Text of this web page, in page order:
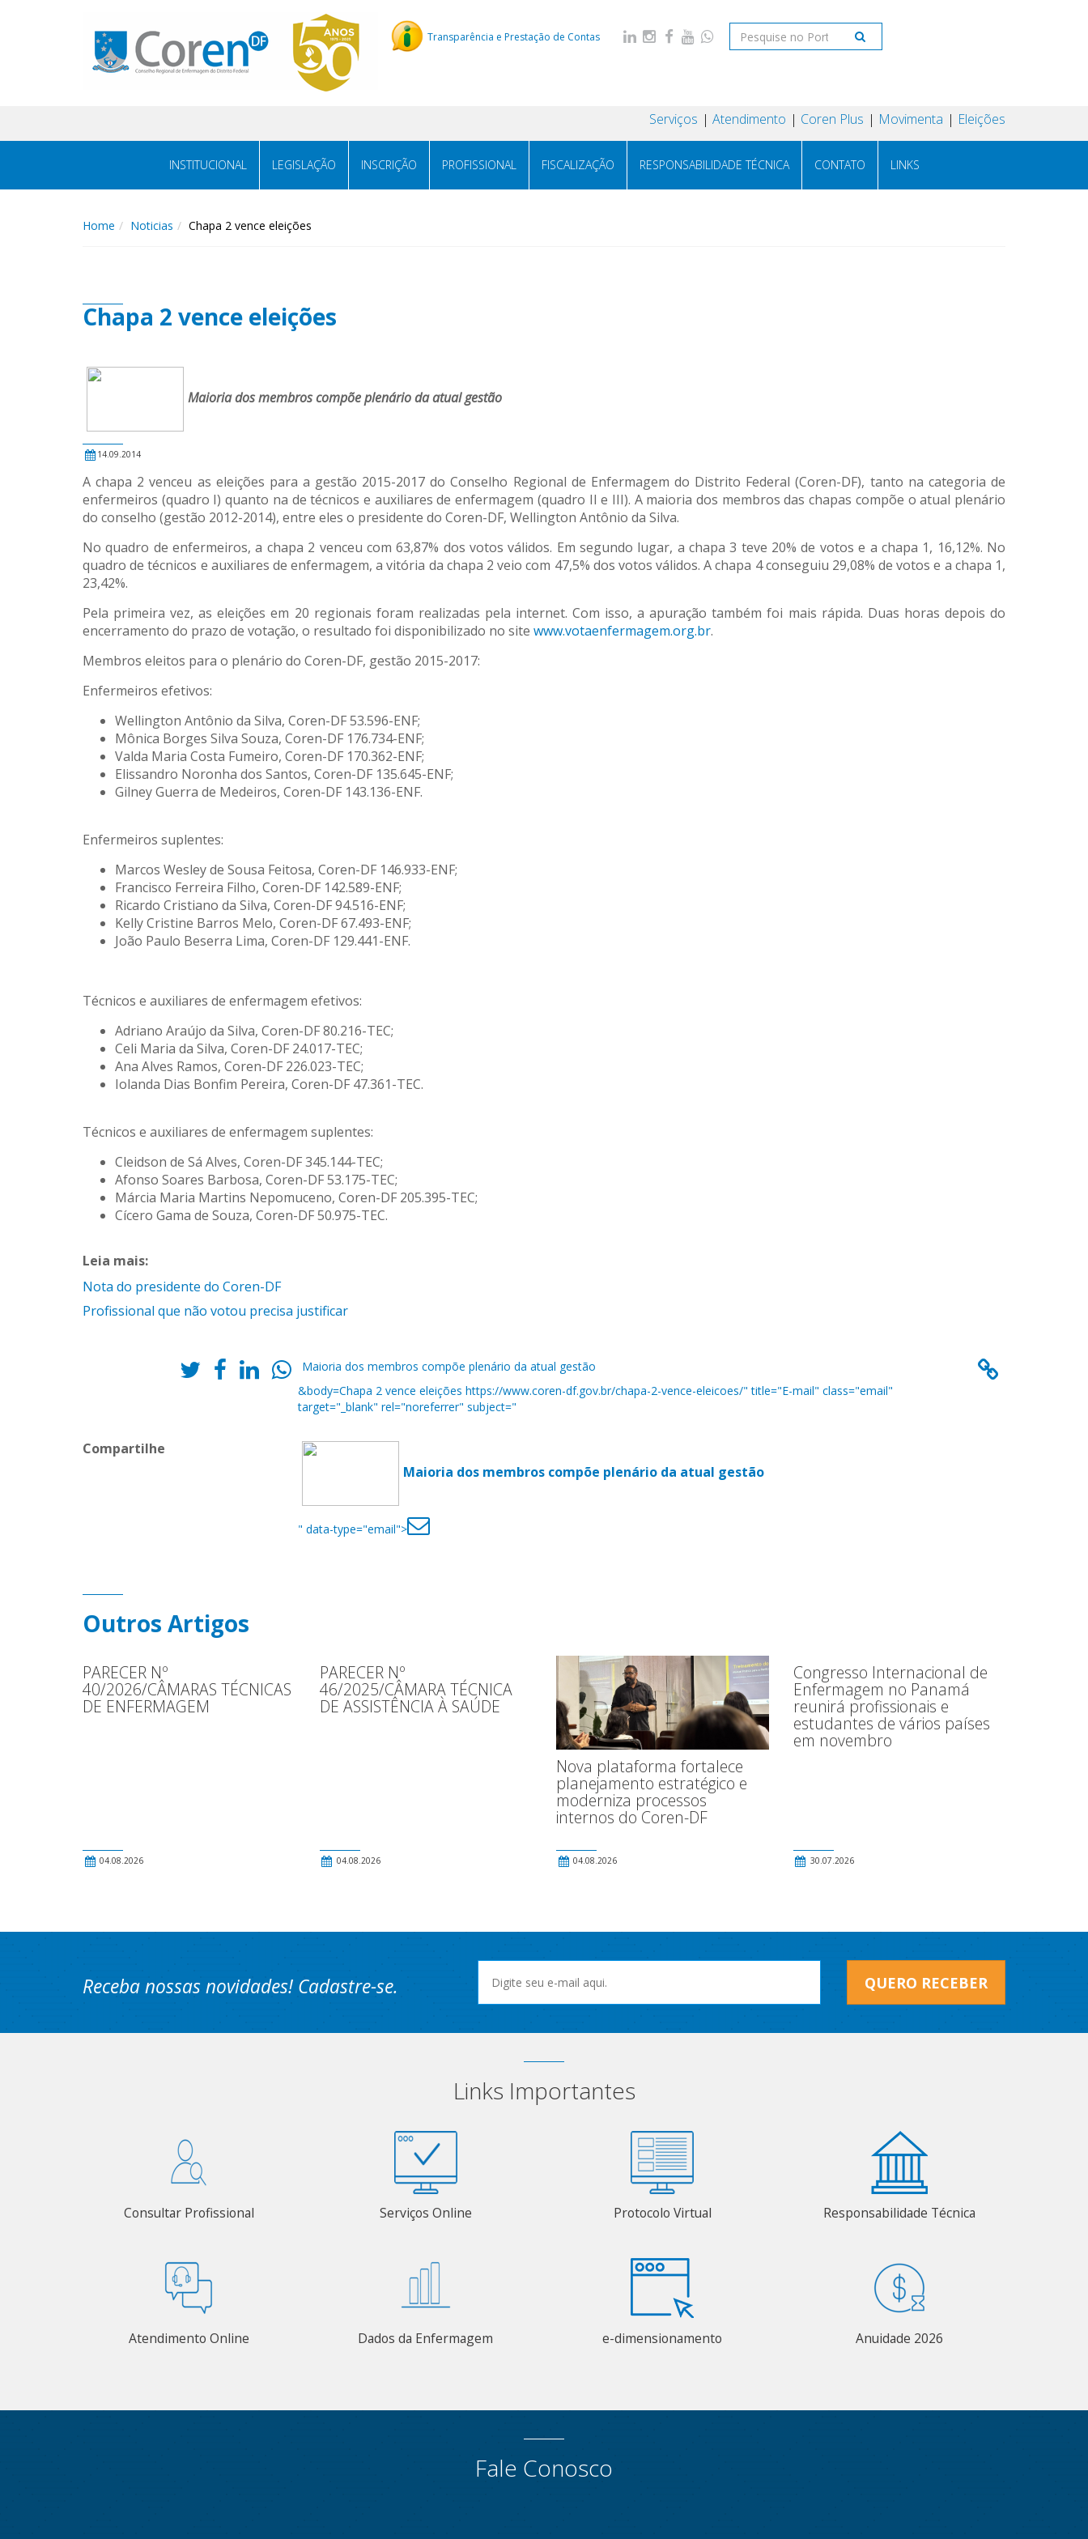
Transparência e Prestação de Contas
Serviços Atendimento Coren Plus Movimenta Eleições
INSTITUCIONAL LEGISLAÇÃO INSCRIÇÃO PROFISSIONAL FISCALIZAÇÃO RESPONSABILIDADE TÉCNICA CONTATO LINKS
Home Noticias Chapa 2 vence eleições
Chapa 2 vence eleições
Maioria dos membros compõe plenário da atual gestão
14.09.2014
A chapa 2 venceu as eleições para a gestão 2015-2017 do Conselho Regional de Enfermagem do Distrito Federal (Coren-DF), tanto na categoria de
enfermeiros (quadro I) quanto na de técnicos e auxiliares de enfermagem (quadro II e III). A maioria dos membros das chapas compõe o atual plenário
do conselho (gestão 2012-2014), entre eles o presidente do Coren-DF, Wellington Antônio da Silva.
No quadro de enfermeiros, a chapa 2 venceu com 63,87% dos votos válidos. Em segundo lugar, a chapa 3 teve 20% de votos e a chapa 1, 16,12%. No
quadro de técnicos e auxiliares de enfermagem, a vitória da chapa 2 veio com 47,5% dos votos válidos. A chapa 4 conseguiu 29,08% de votos e a chapa 1,
23,42%.
Pela primeira vez, as eleições em 20 regionais foram realizadas pela internet. Com isso, a apuração também foi mais rápida. Duas horas depois do
encerramento do prazo de votação, o resultado foi disponibilizado no site www.votaenfermagem.org.br.
Membros eleitos para o plenário do Coren-DF, gestão 2015-2017:
Enfermeiros efetivos:
Wellington Antônio da Silva, Coren-DF 53.596-ENF;
Mônica Borges Silva Souza, Coren-DF 176.734-ENF;
Valda Maria Costa Fumeiro, Coren-DF 170.362-ENF;
Elissandro Noronha dos Santos, Coren-DF 135.645-ENF;
Gilney Guerra de Medeiros, Coren-DF 143.136-ENF.
Enfermeiros suplentes:
Marcos Wesley de Sousa Feitosa, Coren-DF 146.933-ENF;
Francisco Ferreira Filho, Coren-DF 142.589-ENF;
Ricardo Cristiano da Silva, Coren-DF 94.516-ENF;
Kelly Cristine Barros Melo, Coren-DF 67.493-ENF;
João Paulo Beserra Lima, Coren-DF 129.441-ENF.
Técnicos e auxiliares de enfermagem efetivos:
Adriano Araújo da Silva, Coren-DF 80.216-TEC;
Celi Maria da Silva, Coren-DF 24.017-TEC;
Ana Alves Ramos, Coren-DF 226.023-TEC;
Iolanda Dias Bonfim Pereira, Coren-DF 47.361-TEC.
Técnicos e auxiliares de enfermagem suplentes:
Cleidson de Sá Alves, Coren-DF 345.144-TEC;
Afonso Soares Barbosa, Coren-DF 53.175-TEC;
Márcia Maria Martins Nepomuceno, Coren-DF 205.395-TEC;
Cícero Gama de Souza, Coren-DF 50.975-TEC.
Leia mais:
Nota do presidente do Coren-DF
Profissional que não votou precisa justificar
Compartilhe
Maioria dos membros compõe plenário da atual gestão
&body=Chapa 2 vence eleições https://www.coren-df.gov.br/chapa-2-vence-eleicoes/" title="E-mail" class="email"
target="_blank" rel="noreferrer" subject="
Maioria dos membros compõe plenário da atual gestão
" data-type="email">
Outros Artigos
PARECER Nº
40/2026/CÂMARAS TÉCNICAS
DE ENFERMAGEM
04.08.2026
PARECER Nº
46/2025/CÂMARA TÉCNICA
DE ASSISTÊNCIA À SAÚDE
04.08.2026
Nova plataforma fortalece
planejamento estratégico e
moderniza processos
internos do Coren-DF
04.08.2026
Congresso Internacional de
Enfermagem no Panamá
reunirá profissionais e
estudantes de vários países
em novembro
30.07.2026
Receba nossas novidades! Cadastre-se. QUERO RECEBER
Links Importantes
Consultar Profissional Serviços Online Protocolo Virtual Responsabilidade Técnica
Atendimento Online Dados da Enfermagem e-dimensionamento Anuidade 2026
Fale Conosco